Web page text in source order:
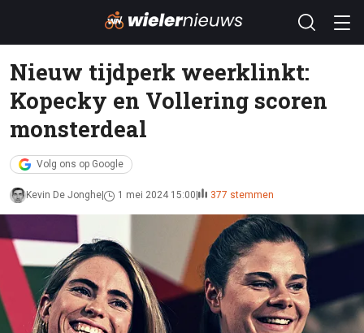
Nieuw tijdperk weerklinkt:
Kopecky en Vollering scoren
monsterdeal
Volg ons op Google
Kevin De Jonghe 1 mei 2024 15:00 377 stemmen